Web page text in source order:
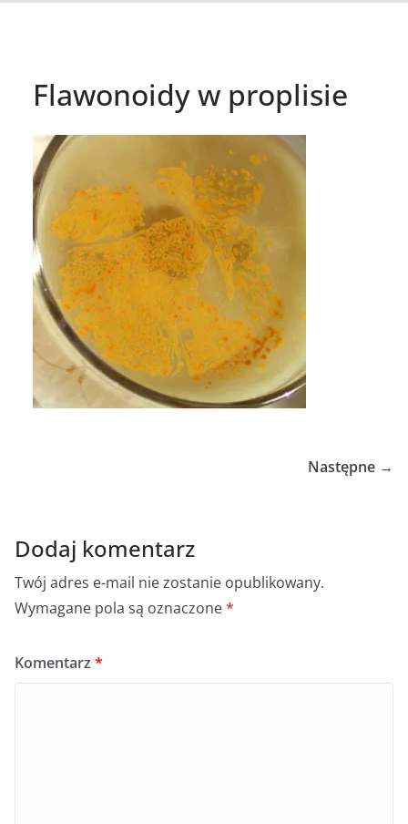
Flawonoidy w proplisie
Następne →
Dodaj komentarz
Twój adres e-mail nie zostanie opublikowany.
Wymagane pola są oznaczone*
Komentarz *